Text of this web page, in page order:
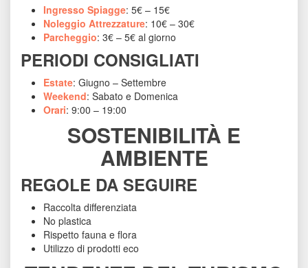
Ingresso Spiagge: 5€ – 15€
Noleggio Attrezzature: 10€ – 30€
Parcheggio: 3€ – 5€ al giorno
PERIODI CONSIGLIATI
Estate: Giugno – Settembre
Weekend: Sabato e Domenica
Orari: 9:00 – 19:00
SOSTENIBILITÀ E
AMBIENTE
REGOLE DA SEGUIRE
Raccolta differenziata
No plastica
Rispetto fauna e flora
Utilizzo di prodotti eco